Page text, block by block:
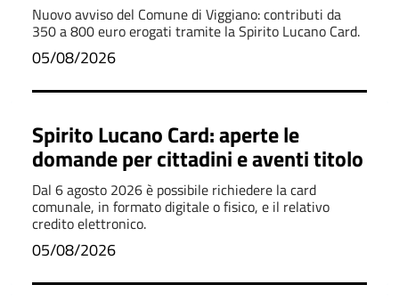
Nuovo avviso del Comune di Viggiano: contributi da
350 a 800 euro erogati tramite la Spirito Lucano Card.
05/08/2026
Spirito Lucano Card: aperte le
domande per cittadini e aventi titolo
Dal 6 agosto 2026 è possibile richiedere la card
comunale, in formato digitale o fisico, e il relativo
credito elettronico.
05/08/2026